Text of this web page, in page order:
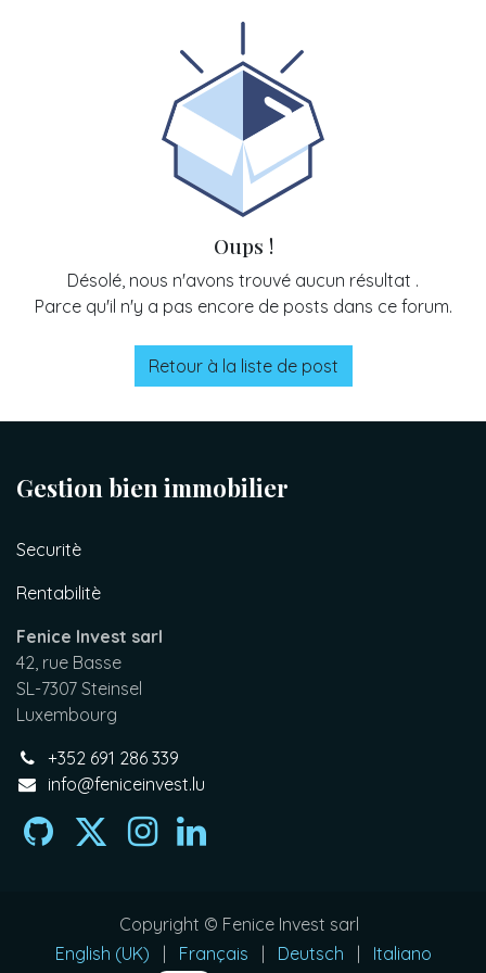
Oups !
Désolé, nous n'avons trouvé aucun résultat .
Parce qu'il n'y a pas encore de posts dans ce forum.
Retour à la liste de post
Gestion bien immobilier
Securitè
Rentabilitè
Fenice Invest sarl
42, rue Basse
SL-7307 Steinsel
Luxembourg
+352 691 286 339
info@feniceinvest.lu
Copyright © Fenice Invest sarl
English (UK)
| Français | Deutsch |
Italiano